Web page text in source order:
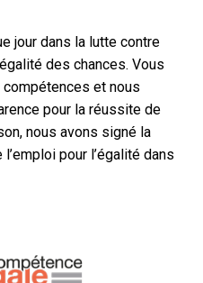
jour dans la lutte contre
des chances. Vous
et nous
pour la réussite de
nous avons signé la
pour l’égalité dans